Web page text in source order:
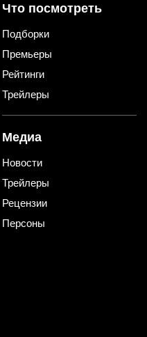
Что посмотреть
Подборки
Премьеры
Рейтинги
Трейлеры
Медиа
Новости
Трейлеры
Рецензии
Персоны